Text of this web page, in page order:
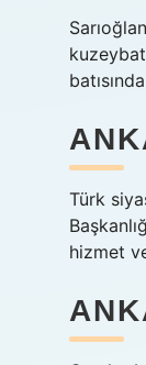
Türk
hizmet